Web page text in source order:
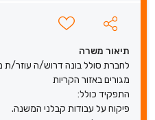
תיאור משרה
לחברת סולל בונה דרוש/ה עוזר/
מגורים באזור הקריות
התפקיד כולל:
פיקוח על עבודות קבלני המשנה.